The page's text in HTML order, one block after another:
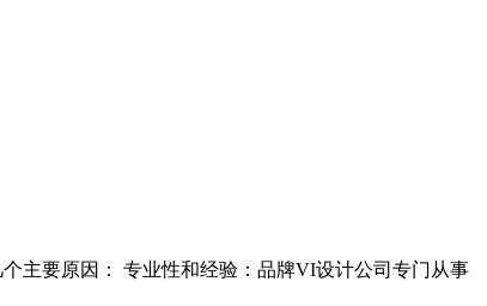
主要原因： 专业性和经验：品牌VI设计公司专门从事